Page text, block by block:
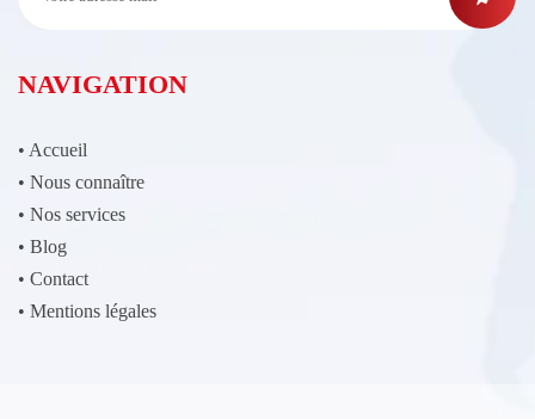
NAVIGATION
• Accueil
• Nous connaître
• Nos services
• Blog
• Contact
• Mentions légales